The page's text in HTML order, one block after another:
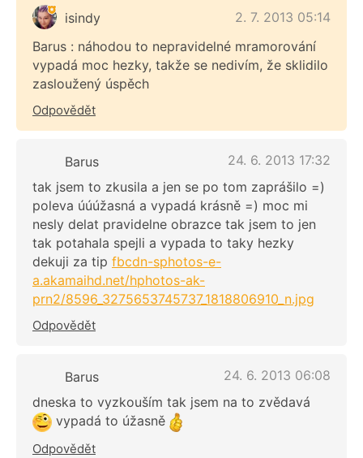
isindy
2. 7. 2013 05:14
Barus : náhodou to nepravidelné mramorování
vypadá moc hezky, takže se nedivím, že sklidilo
zasloužený úspěch
Odpovědět
Barus
24. 6. 2013 17:32
tak jsem to zkusila a jen se po tom zaprášilo =)
poleva úúúžasná a vypadá krásně =) moc mi
nesly delat pravidelne obrazce tak jsem to jen
tak potahala spejli a vypada to taky hezky
dekuji za tip fbcdn-sphotos-e-
a.akamaihd.net/hphotos-ak-
prn2/8596_3275653745737_1818806910_n.jpg
Odpovědět
Barus
24. 6. 2013 06:08
dneska to vyzkouším tak jsem na to zvědavá
vypadá to úžasně
Odpovědět